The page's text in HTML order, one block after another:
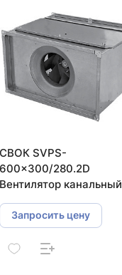
СВОК SVРS-
600×300/280.2D
Вентилятор канальный
Запросить цену